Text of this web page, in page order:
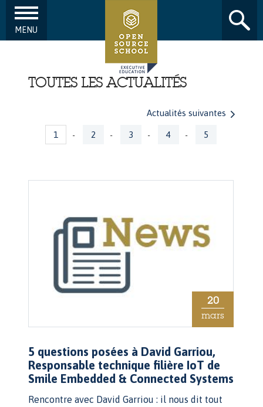
MENU
TOUTES LES ACTUALITÉS
Pages
Actualités suivantes
1 - 2 - 3 - 4 - 5
20
mars
5 questions posées à David Garriou,
Responsable technique filière IoT de
Smile Embedded & Connected Systems
Rencontre avec David Garriou : il nous dit tout